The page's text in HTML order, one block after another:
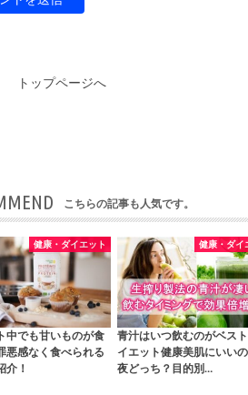
トップページへ
こちらの記事も人気です。
健康・ダイエット
中でも甘いものが食
悪感なく食べられる
介！
健康・ダイ
青汁はいつ飲むのがベス
イエット健康美肌にいい
夜どっち？目的別…